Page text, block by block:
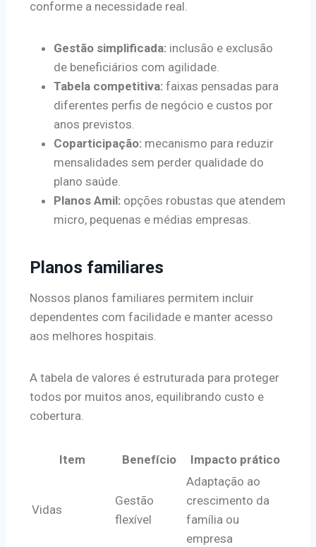
conforme a necessidade real.
Gestão simplificada: inclusão e exclusão
de beneficiários com agilidade.
Tabela competitiva: faixas pensadas para
diferentes perfis de negócio e custos por
anos previstos.
Coparticipação: mecanismo para reduzir
mensalidades sem perder qualidade do
plano saúde.
Planos Amil: opções robustas que atendem
micro, pequenas e médias empresas.
Planos familiares
Nossos planos familiares permitem incluir
dependentes com facilidade e manter acesso
aos melhores hospitais.
A tabela de valores é estruturada para proteger
todos por muitos anos, equilibrando custo e
cobertura.
Item Benefício Impacto prático
Vidas
Gestão
flexível
Adaptação ao
crescimento da
família ou
empresa